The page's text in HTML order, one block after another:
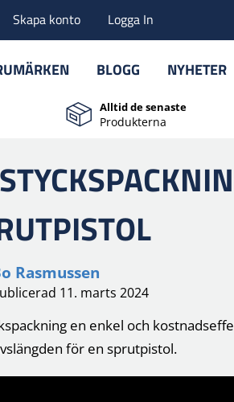
Skapa konto Logga In
BLOGG NYHETER
Alltid de senaste
Produkterna
Rasmussen
11. marts 2024
en enkel och
för en sprutpistol.